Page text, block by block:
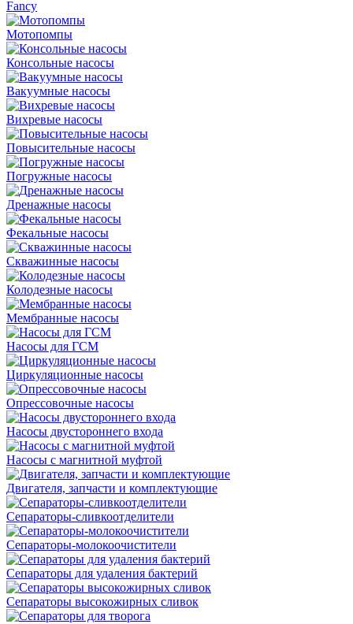
Fancy
Мотопомпы
Консольные насосы
Вакуумные насосы
Вихревые насосы
Повысительные насосы
Погружные насосы
Дренажные насосы
Фекальные насосы
Скважинные насосы
Колодезные насосы
Мембранные насосы
Насосы для ГСМ
Циркуляционные насосы
Опрессовочные насосы
Насосы двустороннего входа
Насосы с магнитной муфтой
Двигателя, запчасти и комплектующие
Сепараторы-сливкоотделители
Сепараторы-молокоочистители
Сепараторы для удаления бактерий
Сепараторы высокожирных сливок